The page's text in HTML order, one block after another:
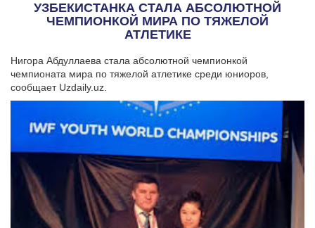
УЗБЕКИСТАНКА СТАЛА АБСОЛЮТНОЙ
ЧЕМПИОНКОЙ МИРА ПО ТЯЖЕЛОЙ
АТЛЕТИКЕ
Нигора Абдуллаева стала абсолютной чемпионкой
чемпионата мира по тяжелой атлетике среди юниоров,
сообщает Uzdaily.uz.